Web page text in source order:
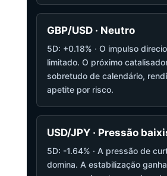
GBP/USD · Neutro
5D: +0.18% · O impulso
limitado. O próximo
sobretudo de calendário,
apetite por risco.
USD/JPY · Pressão
5D: -1.64% · A pressão de
domina. A estabilização